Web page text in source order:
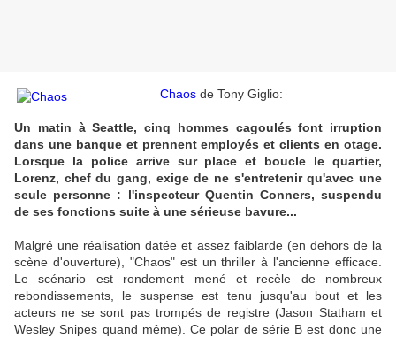
Chaos de Tony Giglio:
Un matin à Seattle, cinq hommes cagoulés font irruption
dans une banque et prennent employés et clients en otage.
Lorsque la police arrive sur place et boucle le quartier,
Lorenz, chef du gang, exige de ne s'entretenir qu'avec une
seule personne : l'inspecteur Quentin Conners, suspendu
de ses fonctions suite à une sérieuse bavure...
Malgré une réalisation datée et assez faiblarde (en dehors de la
scène d'ouverture), "Chaos" est un thriller à l'ancienne efficace.
Le scénario est rondement mené et recèle de nombreux
rebondissements, le suspense est tenu jusqu'au bout et les
acteurs ne se sont pas trompés de registre (Jason Statham et
Wesley Snipes quand même). Ce polar de série B est donc une